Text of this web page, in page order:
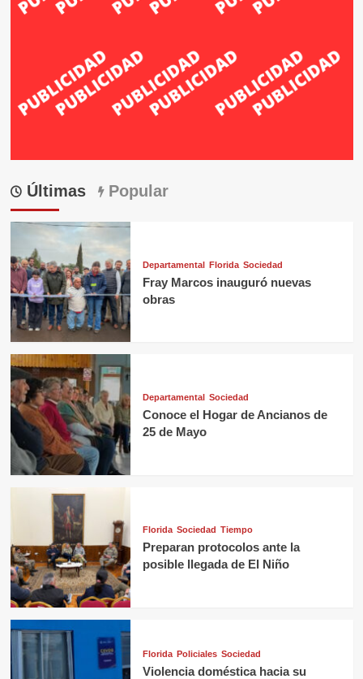
Últimas Popular
Departamental Florida Sociedad
Fray Marcos inauguró nuevas
obras
Departamental Sociedad
Conoce el Hogar de Ancianos de
25 de Mayo
Florida Sociedad Tiempo
Preparan protocolos ante la
posible llegada de El Niño
Florida Policiales Sociedad
Violencia doméstica hacia su